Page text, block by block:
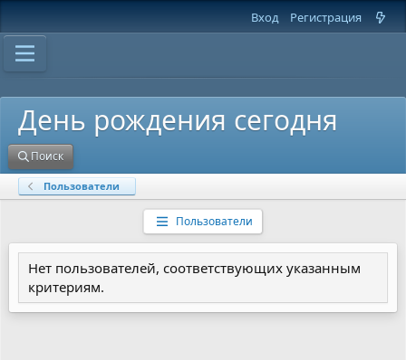
Вход Регистрация
День рождения сегодня
Поиск
Пользователи
Пользователи
Нет пользователей, соответствующих указанным
критериям.